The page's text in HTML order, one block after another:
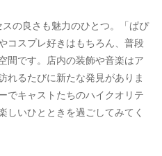
の良さも魅力のひとつ。「ぱぴ
コスプレ好きはもちろん、普段
間です。店内の装飾や音楽はア
れるたびに新たな発見がありま
でキャストたちのハイクオリテ
しいひとときを過ごしてみてく